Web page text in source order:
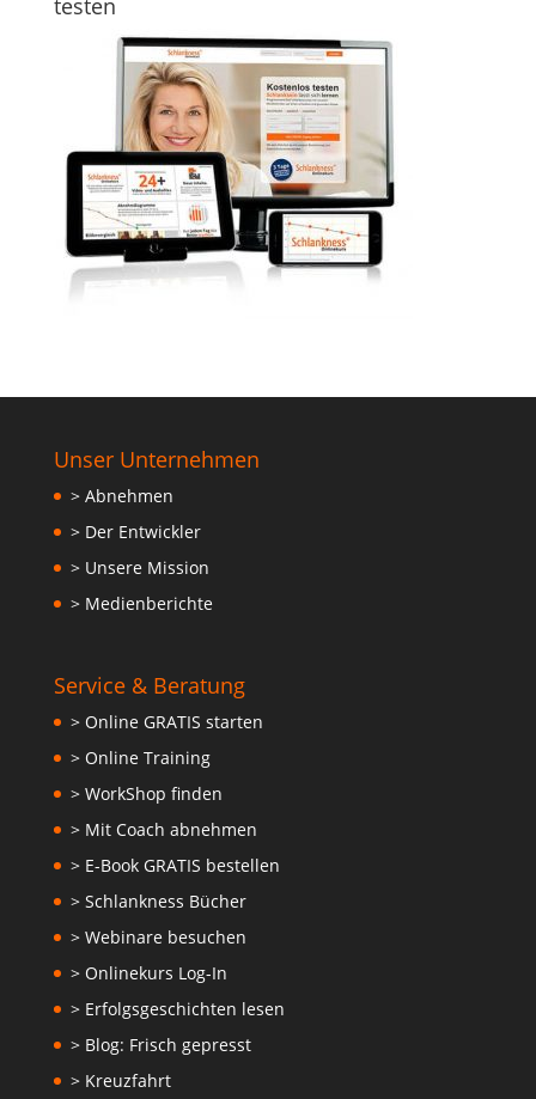
Unser Unternehmen
> Abnehmen
> Der Entwickler
> Unsere Mission
> Medienberichte
Service & Beratung
> Online GRATIS starten
> Online Training
> WorkShop finden
> Mit Coach abnehmen
> E-Book GRATIS bestellen
> Schlankness Bücher
> Webinare besuchen
> Onlinekurs Log-In
> Erfolgsgeschichten lesen
> Blog: Frisch gepresst
> Kreuzfahrt